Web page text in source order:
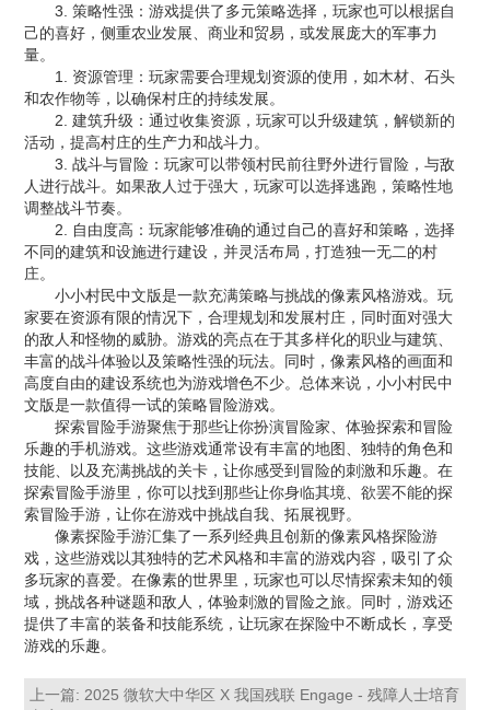
3. 策略性强：游戏提供了多元策略选择，玩家也可以根据自
己的喜好，侧重农业发展、商业和贸易，或发展庞大的军事力
量。
1. 资源管理：玩家需要合理规划资源的使用，如木材、石头
和农作物等，以确保村庄的持续发展。
2. 建筑升级：通过收集资源，玩家可以升级建筑，解锁新的
活动，提高村庄的生产力和战斗力。
3. 战斗与冒险：玩家可以带领村民前往野外进行冒险，与敌
人进行战斗。如果敌人过于强大，玩家可以选择逃跑，策略性地
调整战斗节奏。
2. 自由度高：玩家能够准确的通过自己的喜好和策略，选择
不同的建筑和设施进行建设，并灵活布局，打造独一无二的村
庄。
小小村民中文版是一款充满策略与挑战的像素风格游戏。玩
家要在资源有限的情况下，合理规划和发展村庄，同时面对强大
的敌人和怪物的威胁。游戏的亮点在于其多样化的职业与建筑、
丰富的战斗体验以及策略性强的玩法。同时，像素风格的画面和
高度自由的建设系统也为游戏增色不少。总体来说，小小村民中
文版是一款值得一试的策略冒险游戏。
探索冒险手游聚焦于那些让你扮演冒险家、体验探索和冒险
乐趣的手机游戏。这些游戏通常设有丰富的地图、独特的角色和
技能、以及充满挑战的关卡，让你感受到冒险的刺激和乐趣。在
探索冒险手游里，你可以找到那些让你身临其境、欲罢不能的探
索冒险手游，让你在游戏中挑战自我、拓展视野。
像素探险手游汇集了一系列经典且创新的像素风格探险游
戏，这些游戏以其独特的艺术风格和丰富的游戏内容，吸引了众
多玩家的喜爱。在像素的世界里，玩家也可以尽情探索未知的领
域，挑战各种谜题和敌人，体验刺激的冒险之旅。同时，游戏还
提供了丰富的装备和技能系统，让玩家在探险中不断成长，享受
游戏的乐趣。
上一篇: 2025 微软大中华区 X 我国残联 Engage - 残障人士培育